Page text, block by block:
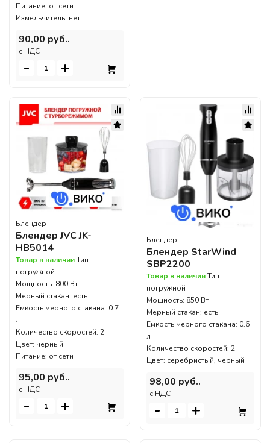
Питание: от сети
Измельчитель: нет
90,00 руб..
c НДС
- +
Блендер
Блендер JVC JK-
HB5014
Товар в наличииТип:
погружной
Мощность: 800 Вт
Мерный стакан: есть
Емкость мерного стакана: 0.7
л
Количество скоростей: 2
Цвет: черный
Питание: от сети
95,00 руб..
c НДС
- +
Блендер
Блендер StarWind
SBP2200
Товар в наличииТип:
погружной
Мощность: 850 Вт
Мерный стакан: есть
Емкость мерного стакана: 0.6
л
Количество скоростей: 2
Цвет: серебристый, черный
98,00 руб..
c НДС
- +